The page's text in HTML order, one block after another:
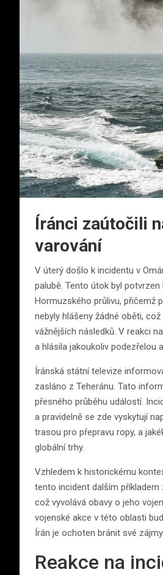
Íránci zaútočili
varování
V úterý došlo k incidentu v
palubě. Tento útok byl
Hormuzského průlivu, přičemž
nebyly hlášeny žádné oběti,
vážnějších následků. V reakci
a hlásila jakoukoliv podezřelou
Íránská státní televize
zasláno z Teheránu. Tato
přesného průběhu událostí.
a pravidelně se zde vyskytují
trasou pro přepravu ropy, a
globální trhy.
Vzhledem k historickému
tento incident dalším
což vyvolává obavy o jeho
vojenské akce v této oblasti
Írán je ochoten bránit své
Reakce na